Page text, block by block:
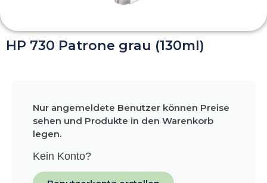
HP 730 Patrone grau (130ml)
Nur angemeldete Benutzer können Preise
sehen und Produkte in den Warenkorb
legen.
Kein Konto?